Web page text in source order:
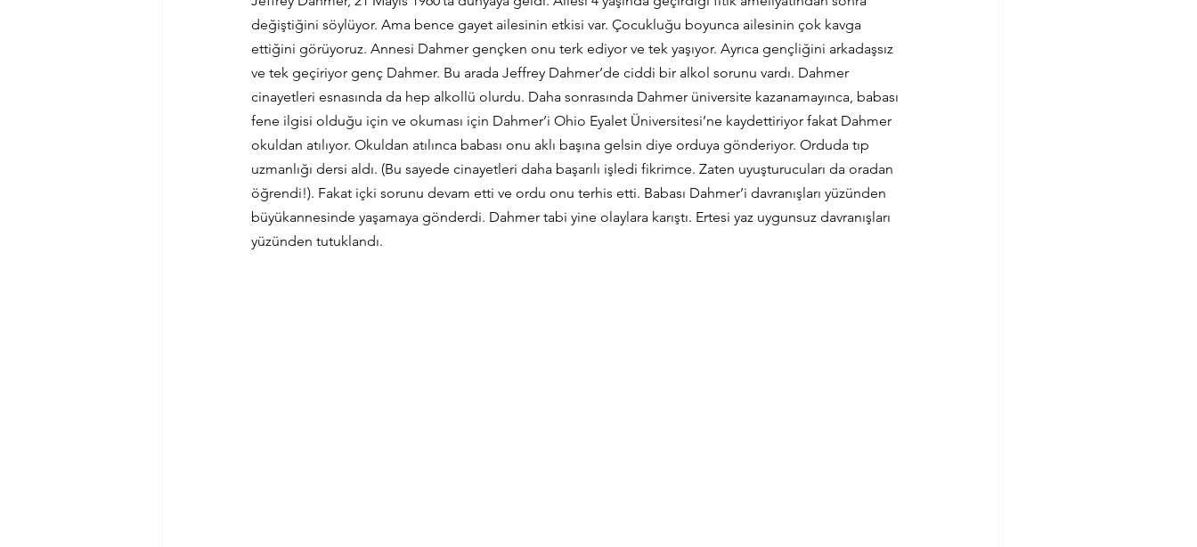
değiştiğini söylüyor. Ama bence gayet ailesinin etkisi var. Çocukluğu boyunca ailesinin çok kavga
ettiğini görüyoruz. Annesi Dahmer gençken onu terk ediyor ve tek yaşıyor. Ayrıca gençliğini arkadaşsız
ve tek geçiriyor genç Dahmer. Bu arada Jeffrey Dahmer’de ciddi bir alkol sorunu vardı. Dahmer
cinayetleri esnasında da hep alkollü olurdu. Daha sonrasında Dahmer üniversite kazanamayınca, babası
fene ilgisi olduğu için ve okuması için Dahmer’i Ohio Eyalet Üniversitesi’ne kaydettiriyor fakat Dahmer
okuldan atılıyor. Okuldan atılınca babası onu aklı başına gelsin diye orduya gönderiyor. Orduda tıp
uzmanlığı dersi aldı. (Bu sayede cinayetleri daha başarılı işledi fikrimce. Zaten uyuşturucuları da oradan
öğrendi!). Fakat içki sorunu devam etti ve ordu onu terhis etti. Babası Dahmer’i davranışları yüzünden
büyükannesinde yaşamaya gönderdi. Dahmer tabi yine olaylara karıştı. Ertesi yaz uygunsuz davranışları
yüzünden tutuklandı.